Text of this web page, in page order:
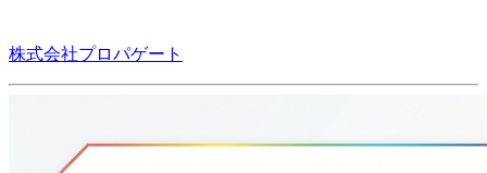
株式会社プロパゲート